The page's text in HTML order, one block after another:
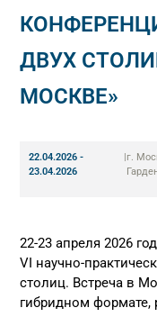
ДВУХ
МОСКВЕ»
22.04.2026 -
23.04.2026
|г.
22-23 апреля 2026
VI научно-
столиц. Встреча в
гибридном формате,